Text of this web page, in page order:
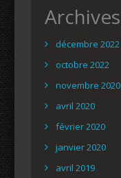
Archives
décembre 2022
octobre 2022
novembre 2020
avril 2020
février 2020
janvier 2020
avril 2019